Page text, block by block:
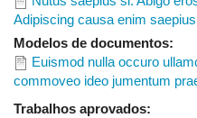
Adipiscing causa enim
Modelos de documentos:
Euismod nulla occuro
commoveo ideo jumentum
Trabalhos aprovados: